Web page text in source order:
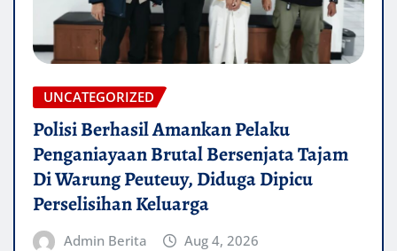
UNCATEGORIZED
Polisi Berhasil Amankan Pelaku
Penganiayaan Brutal Bersenjata Tajam
Di Warung Peuteuy, Diduga Dipicu
Perselisihan Keluarga
Admin Berita Aug 4, 2026